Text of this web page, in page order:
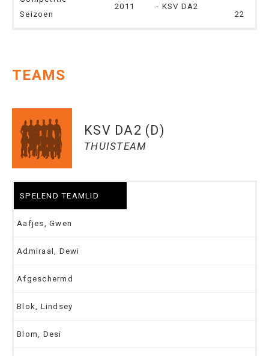
Seizoen
2011 - KSV DA2
22
TEAMS
KSV DA2 (D)
THUISTEAM
SPELEND TEAMLID
Aafjes, Gwen
Admiraal, Dewi
Afgeschermd
Blok, Lindsey
Blom, Desi